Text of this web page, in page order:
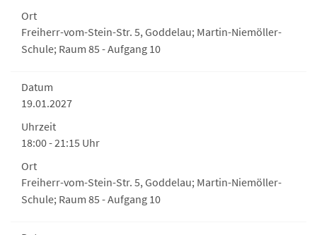
Ort
Freiherr-vom-Stein-Str. 5, Goddelau; Martin-Niemöller-
Schule; Raum 85 - Aufgang 10
Datum
19.01.2027
Uhrzeit
18:00 - 21:15 Uhr
Ort
Freiherr-vom-Stein-Str. 5, Goddelau; Martin-Niemöller-
Schule; Raum 85 - Aufgang 10